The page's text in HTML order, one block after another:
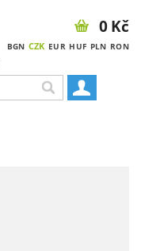
BGN CZK EUR HUF PLN RON
0 Kč